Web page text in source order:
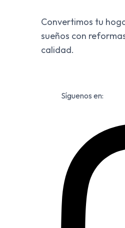
Convertimos tu
sueños con
calidad.
Síguenos en: